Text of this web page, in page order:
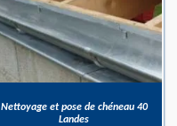
Nettoyage et pose de chéneau 40
Landes